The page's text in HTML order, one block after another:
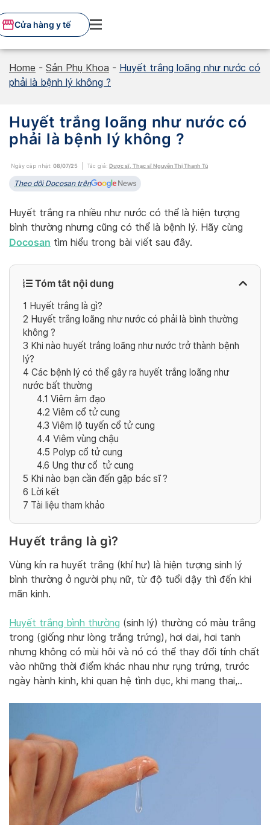
to
content
Cửa hàng y tế
Home - Sản Phụ Khoa - Huyết trắng loãng như nước có
phải là bệnh lý không ?
Huyết trắng loãng như nước có
phải là bệnh lý không ?
Ngày cập nhật: 08/07/25 Tác giả: Dược sĩ, Thạc sĩ Nguyễn Thị Thanh Tú
Theo dõi Docosan trên
Huyết trắng ra nhiều như nước có thể là hiện tượng
bình thường nhưng cũng có thể là bệnh lý. Hãy cùng
Docosan tìm hiểu trong bài viết sau đây.
Tóm tắt nội dung
1 Huyết trắng là gì?
2 Huyết trắng loãng như nước có phải là bình thường
không ?
3 Khi nào huyết trắng loãng như nước trở thành bệnh
lý?
4 Các bệnh lý có thể gây ra huyết trắng loãng như
nước bất thường
4.1 Viêm âm đạo
4.2 Viêm cổ tử cung
4.3 Viêm lộ tuyến cổ tử cung
4.4 Viêm vùng chậu
4.5 Polyp cổ tử cung
4.6 Ung thư cổ tử cung
5 Khi nào bạn cần đến gặp bác sĩ ?
6 Lời kết
7 Tài liệu tham khảo
Huyết trắng là gì?
Vùng kín ra huyết trắng (khí hư) là hiện tượng sinh lý
bình thường ở người phụ nữ, từ độ tuổi dậy thì đến khi
mãn kinh.
Huyết trắng bình thường (sinh lý) thường có màu trắng
trong (giống như lòng trắng trứng), hơi dai, hơi tanh
nhưng không có mùi hôi và nó có thể thay đổi tính chất
vào những thời điểm khác nhau như rụng trứng, trước
ngày hành kinh, khi quan hệ tình dục, khi mang thai,..